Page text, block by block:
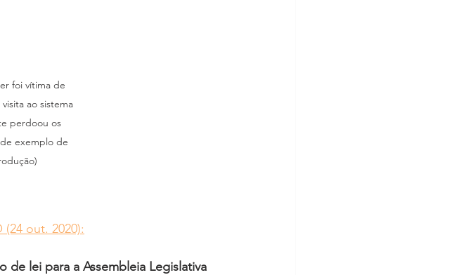
foi vítima de
ao sistema
perdoou os
exemplo de
out. 2020):
de lei para a Assembleia Legislativa